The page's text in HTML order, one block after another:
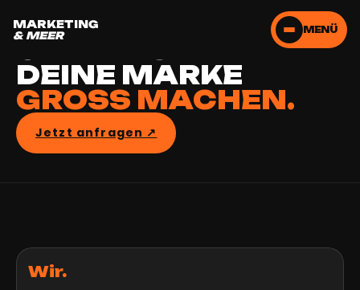
MARKETING
& MEER
MENÜ
LASS UNS
GEMEINSAM
DEINE MARKE
GROSS MACHEN.
Jetzt anfragen ↗︎
Wir.